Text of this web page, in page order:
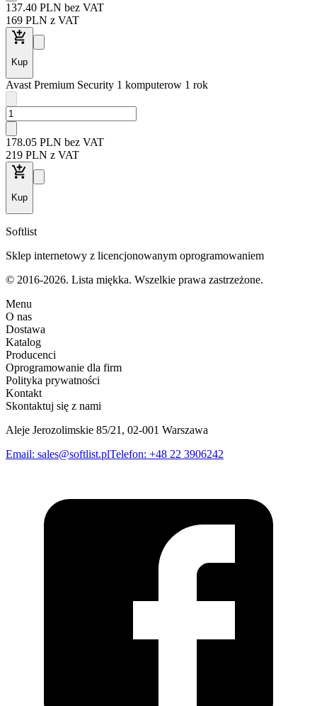
137.40 PLN bez VAT
169 PLN z VAT
Kup
Avast Premium Security 1 komputerow 1 rok
178.05 PLN bez VAT
219 PLN z VAT
Kup
Softlist
Sklep internetowy z licencjonowanym oprogramowaniem
© 2016-2026. Lista miękka. Wszelkie prawa zastrzeżone.
Menu
O nas
Dostawa
Katalog
Producenci
Oprogramowanie dla firm
Polityka prywatności
Kontakt
Skontaktuj się z nami
Aleje Jerozolimskie 85/21, 02-001 Warszawa
Email: sales@softlist.plTelefon: +48 22 3906242